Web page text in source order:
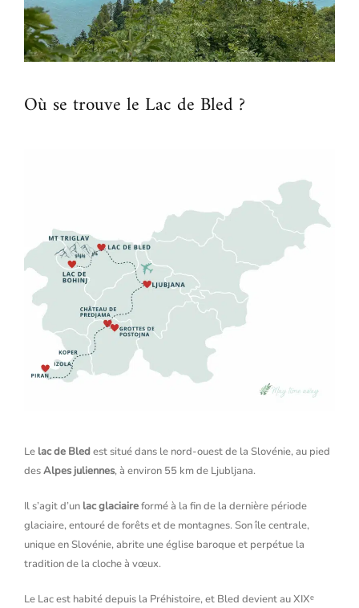
Où se trouve le Lac de Bled ?
Le lac de Bledest situé dans le nord-ouest de la Slovénie, au pied
desAlpes juliennes, à environ 55 km de Ljubljana.
Il s’agit d’un lac glaciaireformé à la fin de la dernière période
glaciaire, entouré de forêts et de montagnes. Son île centrale,
unique en Slovénie, abrite une église baroque et perpétue la
tradition de la cloche à vœux.
Le Lac est habité depuis la Préhistoire, et Bled devient au XIXᵉ